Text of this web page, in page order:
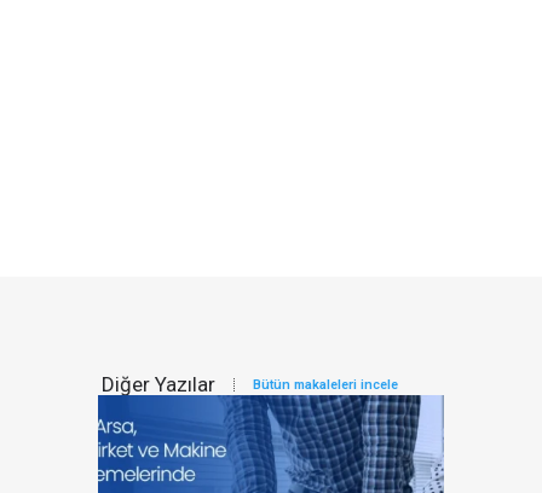
Diğer Yazılar Bütün makaleleri incele